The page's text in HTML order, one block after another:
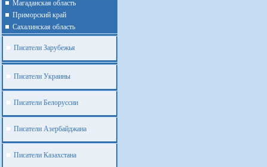
Магаданская область
Приморский край
Cахалинская область
Писатели Зарубежья
Писатели Украины
Писатели Белоруссии
Писатели Азербайджана
Писатели Казахстана